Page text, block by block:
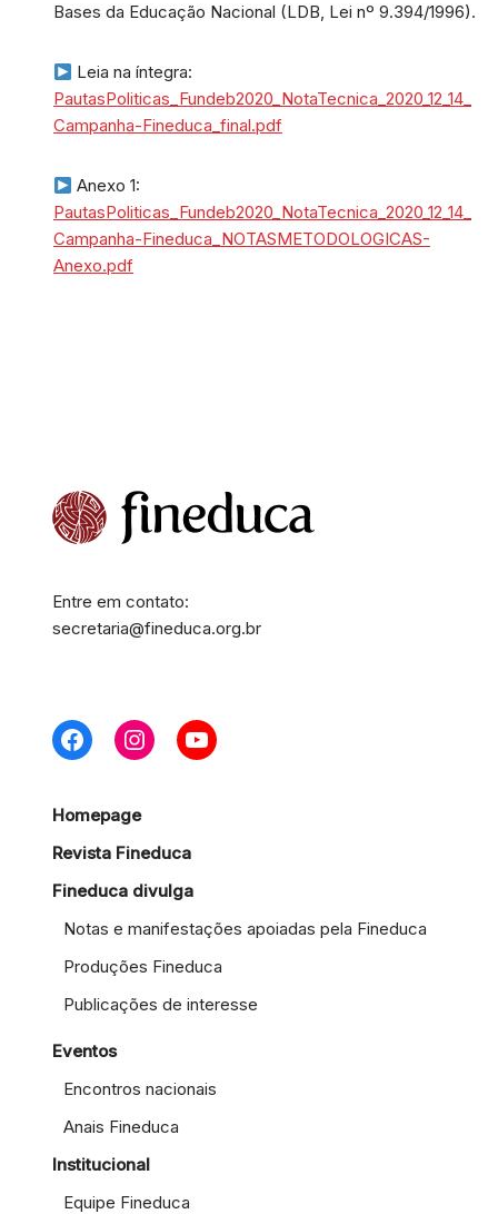
Bases da Educação Nacional (LDB, Lei nº 9.394/1996).
Leia na íntegra:
PautasPoliticas_Fundeb2020_NotaTecnica_2020_12_14_
Campanha-Fineduca_final.pdf
Anexo 1:
PautasPoliticas_Fundeb2020_NotaTecnica_2020_12_14_
Campanha-Fineduca_NOTASMETODOLOGICAS-
Anexo.pdf
Entre em contato:
secretaria@fineduca.org.br
Homepage
Revista Fineduca
Fineduca divulga
Notas e manifestações apoiadas pela Fineduca
Produções Fineduca
Publicações de interesse
Eventos
Encontros nacionais
Anais Fineduca
Institucional
Equipe Fineduca